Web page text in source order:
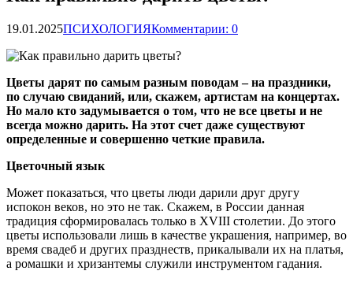
19.01.2025ПСИХОЛОГИЯКомментарии: 0
Цветы дарят по самым разным поводам – на праздники,
по случаю свиданий, или, скажем, артистам на концертах.
Но мало кто задумывается о том, что не все цветы и не
всегда можно дарить. На этот счет даже существуют
определенные и совершенно четкие правила.
Цветочный язык
Может показаться, что цветы люди дарили друг другу
испокон веков, но это не так. Скажем, в России данная
традиция сформировалась только в XVIII столетии. До этого
цветы использовали лишь в качестве украшения, например, во
время свадеб и других празднеств, прикалывали их на платья,
а ромашки и хризантемы служили инструментом гадания.